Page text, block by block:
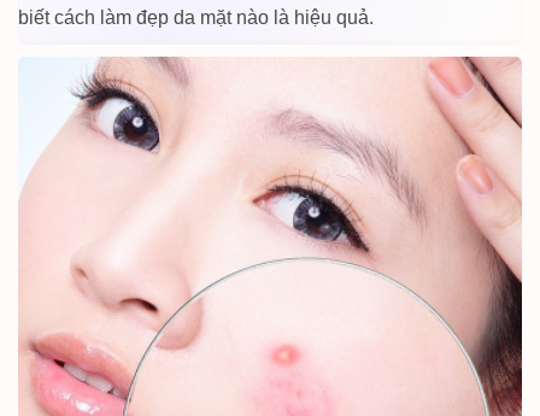
biết cách làm đẹp da mặt nào là hiệu quả.